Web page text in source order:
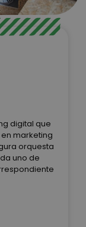
digital que
marketing
orquesta
uno de